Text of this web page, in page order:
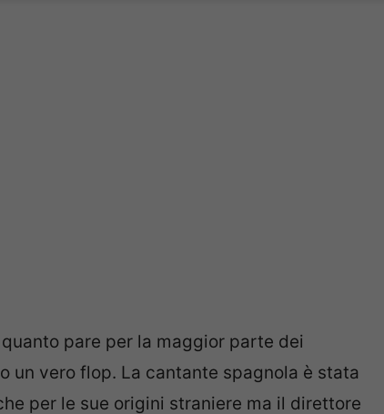
pare per la maggior parte dei
un vero flop. La cantante spagnola è stata
per le sue origini straniere ma il direttore